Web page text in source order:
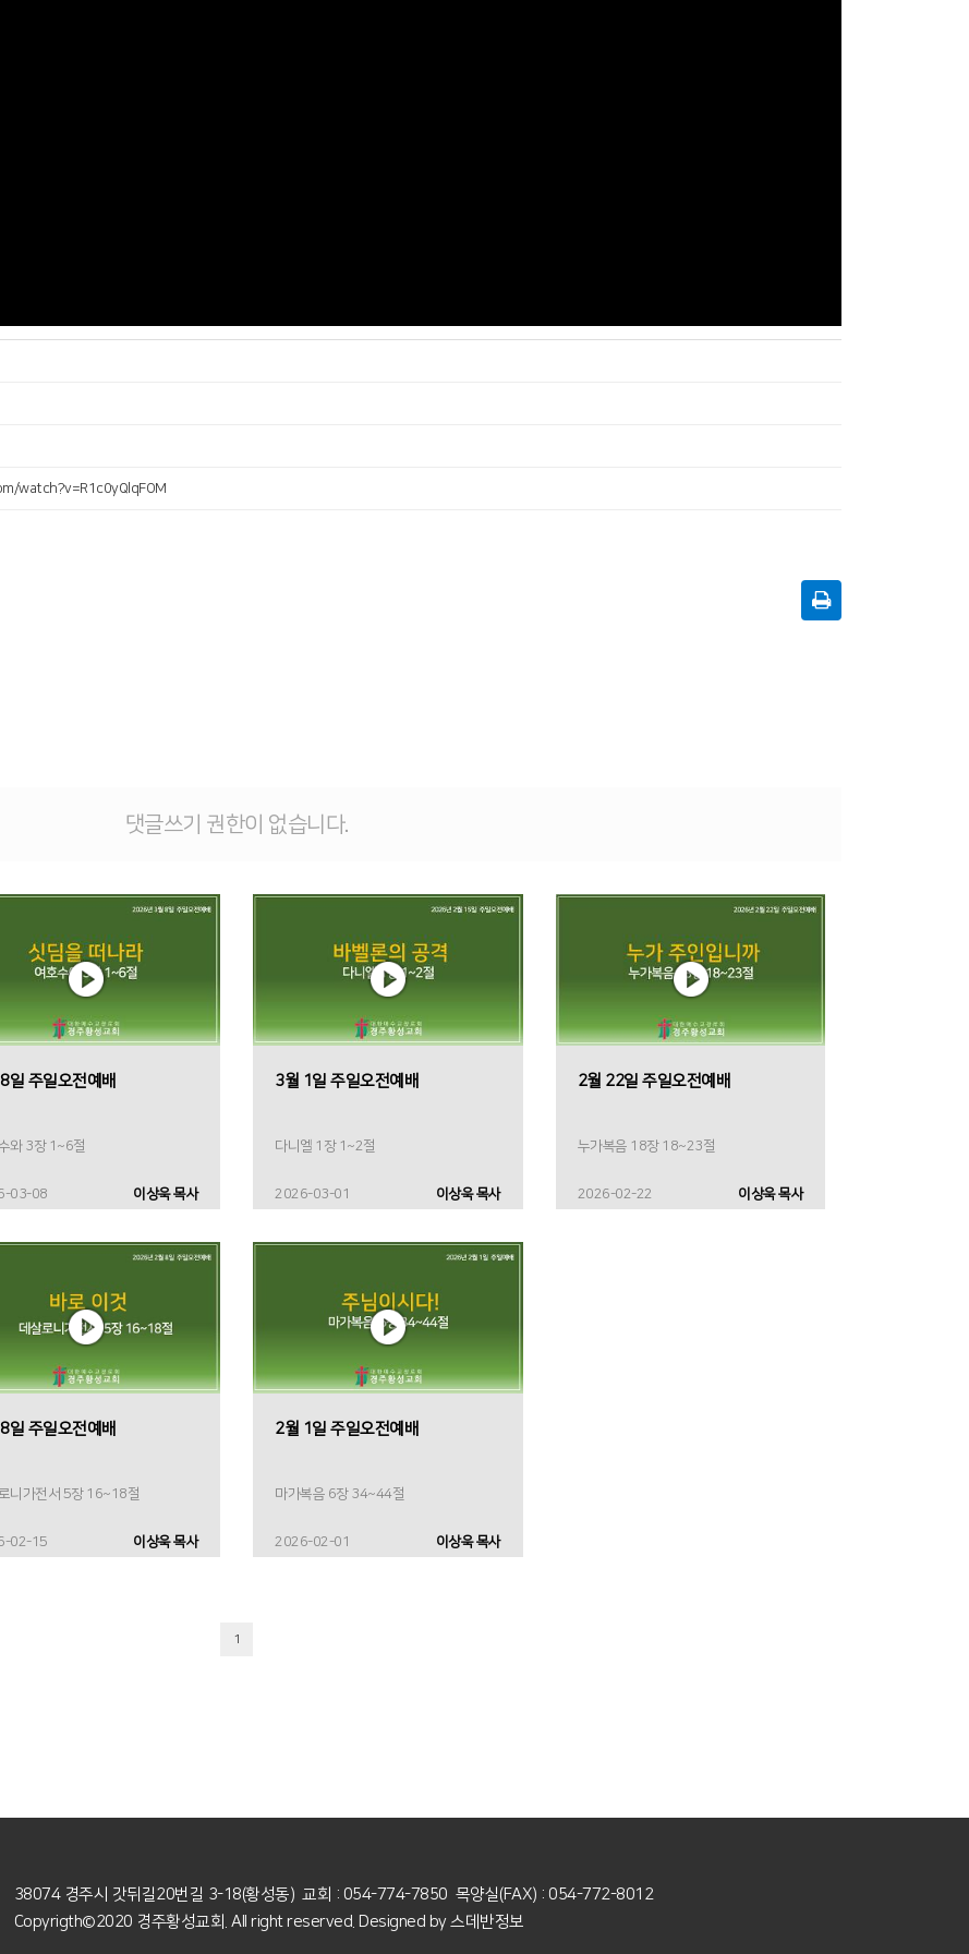
watch?v=R1c0yQlqFOM
댓글쓰기 권한이 없습니다.
일 주일오전예배
와 3장 1~6절
03-08 이상욱 목사
3월 1일 주일오전예배
다니엘 1장 1~2절
2026-03-01 이상욱 목사
2월 22일 주일오전예배
누가복음 18장 18~23절
2026-02-22 이상욱 목사
일 주일오전예배
니가전서 5장 16~18절
02-15 이상욱 목사
2월 1일 주일오전예배
마가복음 6장 34~44절
2026-02-01 이상욱 목사
1
38074 경주시 갓뒤길20번길 3-18(황성동) 교회 : 054-774-7850 목양실(FAX) : 054-772-8012
Copyrigth©2020 경주황성교회. All right reserved. Designed by스데반정보